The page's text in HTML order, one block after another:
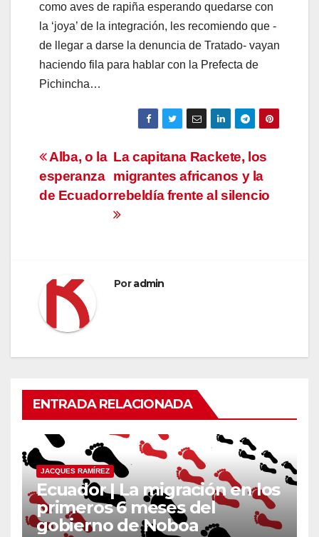
como aves de rapiña esperando quedarse con
la ‘joya’ de la integración, les recomiendo que -
de llegar a darse la denuncia de Tratado- vayan
haciendo fila para hablar con la Prefecta de
Pichincha…
Navegación
de
entradas
La capitana Rackete, los
migrantes africanos y la
rebeldía frente al silencio
Alba, o la
esperanza
de Ecuador
Poradmin
ENTRADA RELACIONADA
JACQUES RAMÍREZ
Ecuador | La migración en los
primeros 6 meses del
gobierno de Noboa